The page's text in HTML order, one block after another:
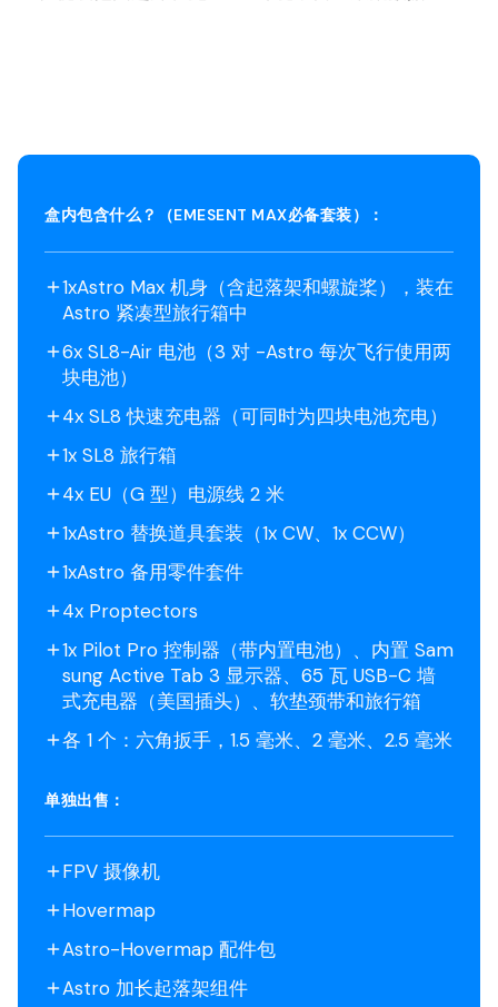
盒内包含什么？（EMESENT MAX必备套装）：
1xAstro Max 机身（含起落架和螺旋桨），装在
Astro 紧凑型旅行箱中
6x SL8-Air 电池（3 对 -Astro 每次飞行使用两
块电池）
4x SL8 快速充电器（可同时为四块电池充电）
1x SL8 旅行箱
4x EU（G 型）电源线 2 米
1xAstro 替换道具套装（1x CW、1x CCW）
1xAstro 备用零件套件
4x Proptectors
1x Pilot Pro 控制器（带内置电池）、内置 Sam
sung Active Tab 3 显示器、65 瓦 USB-C 墙
式充电器（美国插头）、软垫颈带和旅行箱
各 1 个：六角扳手，1.5 毫米、2 毫米、2.5 毫米
单独出售：
FPV 摄像机
Hovermap
Astro-Hovermap 配件包
Astro 加长起落架组件